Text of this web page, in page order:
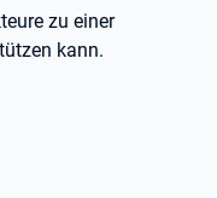
zu einer
kann.